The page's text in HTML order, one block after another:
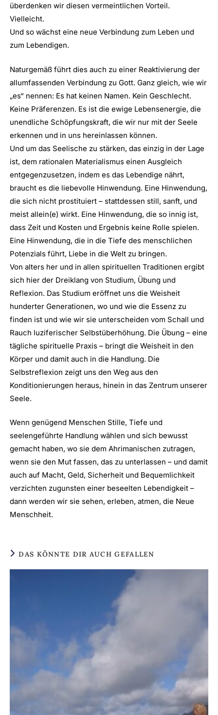
überdenken wir diesen vermeintlichen Vorteil.
Vielleicht.
Und so wächst eine neue Verbindung zum Leben und
zum Lebendigen.
Naturgemäß führt dies auch zu einer Reaktivierung der
allumfassenden Verbindung zu Gott. Ganz gleich, wie wir
„es“ nennen: Es hat keinen Namen. Kein Geschlecht.
Keine Präferenzen. Es ist die ewige Lebensenergie, die
unendliche Schöpfungskraft, die wir nur mit der Seele
erkennen und in uns hereinlassen können.
Und um das Seelische zu stärken, das einzig in der Lage
ist, dem rationalen Materialismus einen Ausgleich
entgegenzusetzen, indem es das Lebendige nährt,
braucht es die liebevolle Hinwendung. Eine Hinwendung,
die sich nicht prostituiert – stattdessen still, sanft, und
meist allein(e) wirkt. Eine Hinwendung, die so innig ist,
dass Zeit und Kosten und Ergebnis keine Rolle spielen.
Eine Hinwendung, die in die Tiefe des menschlichen
Potenzials führt, Liebe in die Welt zu bringen.
Von alters her und in allen spirituellen Traditionen ergibt
sich hier der Dreiklang von Studium, Übung und
Reflexion. Das Studium eröffnet uns die Weisheit
hunderter Generationen, wo und wie die Essenz zu
finden ist und wie wir sie unterscheiden vom Schall und
Rauch luziferischer Selbstüberhöhung. Die Übung – eine
tägliche spirituelle Praxis – bringt die Weisheit in den
Körper und damit auch in die Handlung. Die
Selbstreflexion zeigt uns den Weg aus den
Konditionierungen heraus, hinein in das Zentrum unserer
Seele.
Wenn genügend Menschen Stille, Tiefe und
seelengeführte Handlung wählen und sich bewusst
gemacht haben, wo sie dem Ahrimanischen zutragen,
wenn sie den Mut fassen, das zu unterlassen – und damit
auch auf Macht, Geld, Sicherheit und Bequemlichkeit
verzichten zugunsten einer beseelten Lebendigkeit –
dann werden wir sie sehen, erleben, atmen, die Neue
Menschheit.
DAS KÖNNTE DIR AUCH GEFALLEN